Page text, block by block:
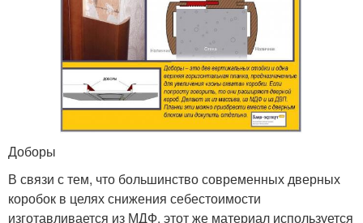
Доборы
В связи с тем, что большинство современных дверных
коробок в целях снижения себестоимости
изготавливается из МДФ, этот же материал используется